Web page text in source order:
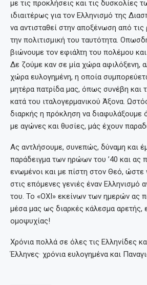
με τις προκλήσεις και τις δυσκολίες
ιδιαιτέρως για τον Ελληνισμό της
να αντισταθεί στην αποξένωση από τις
την πολιτισμική του ταυτότητα.
βιώνουμε τον εφιάλτη του πολέμου
Δε ζούμε καν σε μία χώρα αφιλόξενη,
χώρα ευλογημένη, η οποία
μητέρα πατρίδα μας, όπως συνέβη και
κατά του ιταλογερμανικού Άξονα.
διαρκής η πρόκληση να διαφυλάξουμε
με αγώνες και θυσίες, μάς έχουν
Ας αντλήσουμε, συνεπώς, δύναμη και
παράδειγμα των ηρώων του ’40 και ας
ενωμένοι και με πίστη στον Θεό,
στις επόμενες γενιές έναν Ελληνισμό
του. Το «ΟΧΙ» εκείνων των ημερών ας
μέσα μας ως διαρκές κάλεσμα αρετής,
ομοψυχίας!
Χρόνια πολλά σε όλες τις Ελληνίδες
Έλληνες· χρόνια ευλογημένα και